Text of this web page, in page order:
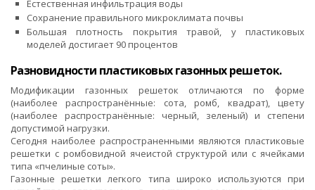
Естественная инфильтрация воды
Сохранение правильного микроклимата почвы
Большая плотность покрытия травой, у пластиковых
моделей достигает 90 процентов
Разновидности пластиковых газонных решеток.
Модификации газонных решеток отличаются по форме
(наиболее распространённые: сота, ромб, квадрат), цвету
(наиболее распространённые: черный, зеленый) и степени
допустимой нагрузки.
Сегодня наиболее распространенными являются пластиковые
решетки с ромбовидной ячеистой структурой или с ячейками
типа «пчелиные соты».
Газонные решетки легкого типа широко используются при